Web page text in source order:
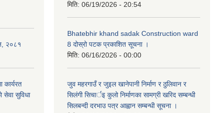
२०८१
कार्यरत
सेवा सुविधा
मिति: 06/19/2026 - 20:54
Bhatebhir khand sadak Construction ward
8 दोस्रो पटक प्रकाशित सूचना ।
मिति: 06/16/2026 - 00:00
जुव महरगाउँ र जुइल खानेपानी निर्माण र ठुलिवान र
सिलंगी सिचार्इ कुलो निर्माणका सामग्री खरिद सम्बन्धी
सिलबन्दी दरभाउ पत्र आह्वान सम्बन्धी सूचना ।